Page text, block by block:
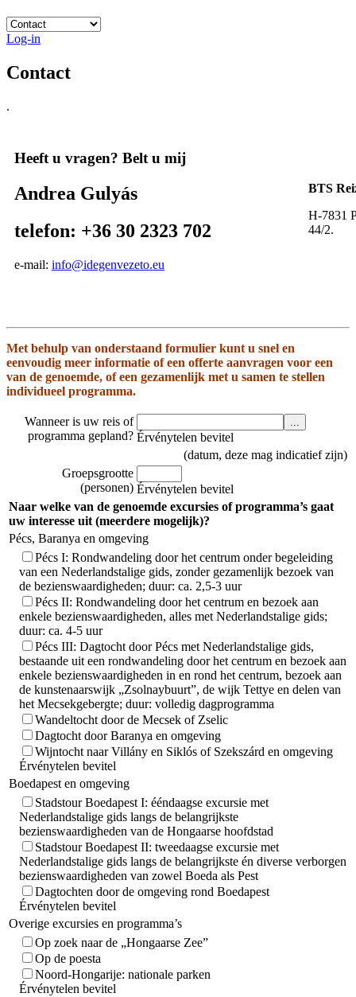
Log-in
Contact
.
Heeft u vragen? Belt u mij
Andrea Gulyás
telefon: +36 30 2323 702
e-mail: info@idegenvezeto.eu
BTS
H-7831
44/2.
Met behulp van onderstaand formulier kunt u snel en
eenvoudig meer informatie of een offerte aanvragen voor een
van de genoemde, of een gezamenlijk met u samen te stellen
individueel programma.
Wanneer is uw reis of
programma gepland? Érvénytelen bevitel
(datum, deze mag indicatief zijn)
Groepsgrootte
(personen) Érvénytelen bevitel
Naar welke van de genoemde excursies of programma’s gaat
uw interesse uit (meerdere mogelijk)?
Pécs, Baranya en omgeving
Pécs I: Rondwandeling door het centrum onder begeleiding
van een Nederlandstalige gids, zonder gezamenlijk bezoek van
de bezienswaardigheden; duur: ca. 2,5-3 uur
Pécs II: Rondwandeling door het centrum en bezoek aan
enkele bezienswaardigheden, alles met Nederlandstalige gids;
duur: ca. 4-5 uur
Pécs III: Dagtocht door Pécs met Nederlandstalige gids,
bestaande uit een rondwandeling door het centrum en bezoek aan
enkele bezienswaardigheden in en rond het centrum, bezoek aan
de kunstenaarswijk „Zsolnaybuurt”, de wijk Tettye en delen van
het Mecsekgebergte; duur: volledig dagprogramma
Wandeltocht door de Mecsek of Zselic
Dagtocht door Baranya en omgeving
Wijntocht naar Villány en Siklós of Szekszárd en omgeving
Érvénytelen bevitel
Boedapest en omgeving
Stadstour Boedapest I: ééndaagse excursie met
Nederlandstalige gids langs de belangrijkste
bezienswaardigheden van de Hongaarse hoofdstad
Stadstour Boedapest II: tweedaagse excursie met
Nederlandstalige gids langs de belangrijkste én diverse verborgen
bezienswaardigheden van zowel Boeda als Pest
Dagtochten door de omgeving rond Boedapest
Érvénytelen bevitel
Overige excursies en programma’s
Op zoek naar de „Hongaarse Zee”
Op de poesta
Noord-Hongarije: nationale parken
Érvénytelen bevitel